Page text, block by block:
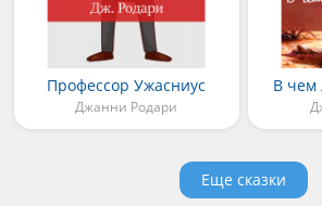
Профессор Ужасниус
Джанни Родари
В чем
Еще сказки